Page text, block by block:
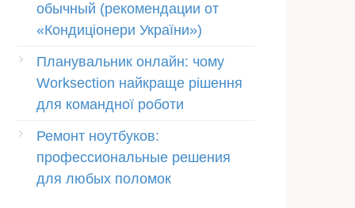
обычный (рекомендации от
«Кондиціонери України»)
Планувальник онлайн: чому
Worksection найкраще рішення
для командної роботи
Ремонт ноутбуков:
профессиональные решения
для любых поломок